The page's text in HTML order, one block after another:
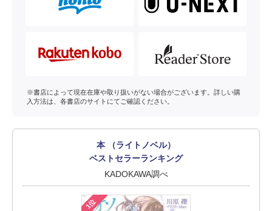
※書店によって現在在庫や取り扱いがない場合がございます。詳しい購
入方法は、各書店のサイトにてご確認ください。
本 （ライトノベル）
ベストセラーランキング
KADOKAWA調べ
1位